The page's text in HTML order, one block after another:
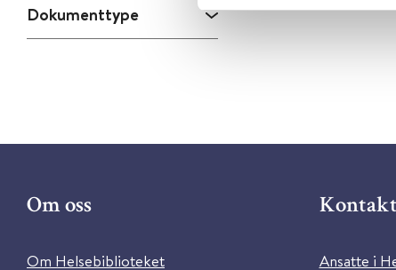
Dokumenttype
Om oss
Om Helsebiblioteket
Kontakt
Ansatte i